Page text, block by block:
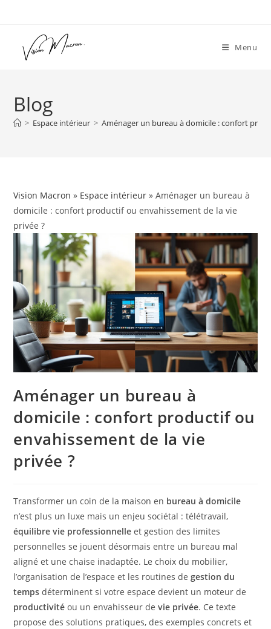
Menu
Blog
> Espace intérieur > Aménager un bureau à domicile : confort
Vision Macron » Espace intérieur » Aménager un bureau à
domicile : confort productif ou envahissement de la vie
privée ?
Aménager un bureau à
domicile : confort productif ou
envahissement de la vie
privée ?
Transformer un coin de la maison en bureau à domicile
n’est plus un luxe mais un enjeu sociétal : télétravail,
équilibre vie professionnelle et gestion des limites
personnelles se jouent désormais entre un bureau mal
aligné et une chaise inadaptée. Le choix du mobilier,
l’organisation de l’espace et les routines degestion du
temps déterminent si votre espace devient un moteur de
productivité ou un envahisseur devie privée. Ce texte
propose des solutions pratiques, des exemples concrets et